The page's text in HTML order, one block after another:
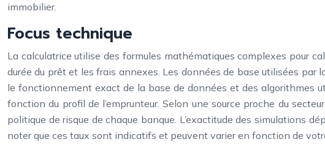
immobilier.
Focus technique
La calculatrice utilise des formules mathématiques complexes pour
durée du prêt et les frais annexes. Les données de base utilisées
le fonctionnement exact de la base de données et des algorithmes
fonction du profil de l’emprunteur. Selon une source proche du
politique de risque de chaque banque. L’exactitude des simulations
noter que ces taux sont indicatifs et peuvent varier en fonction de